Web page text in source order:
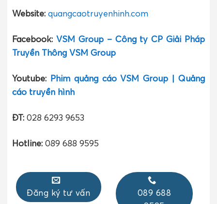
Website: quangcaotruyenhinh.com
Facebook: VSM Group – Công ty CP Giải Pháp
Truyền Thông VSM Group
Youtube: Phim quảng cáo VSM Group | Quảng
cáo truyền hình
ĐT: 028 6293 9653
Hotline: 089 688 9595
Đăng ký tư vấn
089 688